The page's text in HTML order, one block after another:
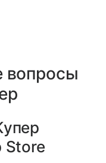
вопросы
Store